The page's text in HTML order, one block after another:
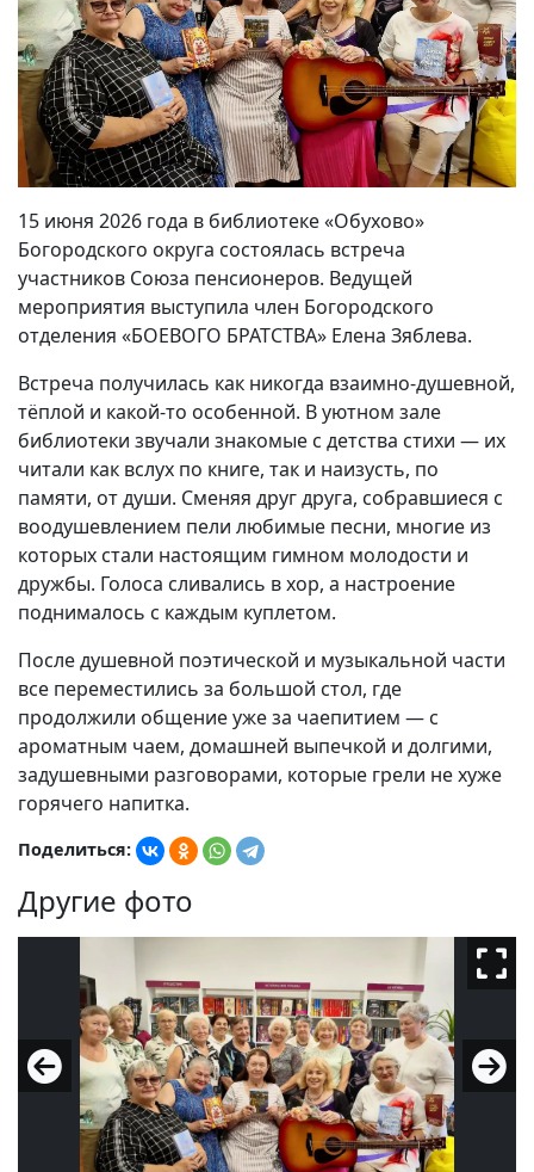
15 июня 2026 года в библиотеке «Обухово»
Богородского округа состоялась встреча
участников Союза пенсионеров. Ведущей
мероприятия выступила член Богородского
отделения «БОЕВОГО БРАТСТВА» Елена Зяблева.
Встреча получилась как никогда взаимно-душевной,
тёплой и какой-то особенной. В уютном зале
библиотеки звучали знакомые с детства стихи — их
читали как вслух по книге, так и наизусть, по
памяти, от души. Сменяя друг друга, собравшиеся с
воодушевлением пели любимые песни, многие из
которых стали настоящим гимном молодости и
дружбы. Голоса сливались в хор, а настроение
поднималось с каждым куплетом.
После душевной поэтической и музыкальной части
все переместились за большой стол, где
продолжили общение уже за чаепитием — с
ароматным чаем, домашней выпечкой и долгими,
задушевными разговорами, которые грели не хуже
горячего напитка.
Поделиться:
Другие фото